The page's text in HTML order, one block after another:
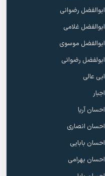
ابوالفضل رضوانی
ابوالفضل غلامی
ابوالفضل موسوی
ابولفضل رضوانی
ابی عالی
اجبار
احسان آریا
احسان انصاری
احسان بابایی
احسان بهرامی